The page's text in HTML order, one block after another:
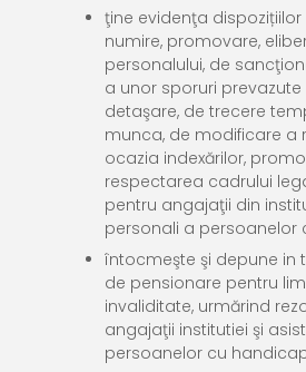
ţine evidenţa
numire, promovare,
personalului, de
a unor sporuri prevazute
detaşare, de trecere
munca, de modificare a
ocazia indexărilor,
respectarea cadrului
pentru angajaţii din
personali a persoanelor
întocmeşte şi depune in
de pensionare pentru
invaliditate, urmărind
angajaţii institutiei şi
persoanelor cu